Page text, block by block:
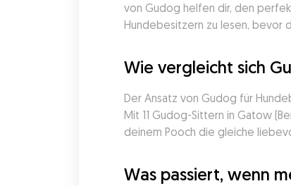
von Gudog helfen dir, den
Hundebesitzern zu lesen, bevor
Wie vergleicht sich
Der Ansatz von Gudog für
Mit 11 Gudog-Sittern in Gatow
deinem Pooch die gleiche
Was passiert, wenn